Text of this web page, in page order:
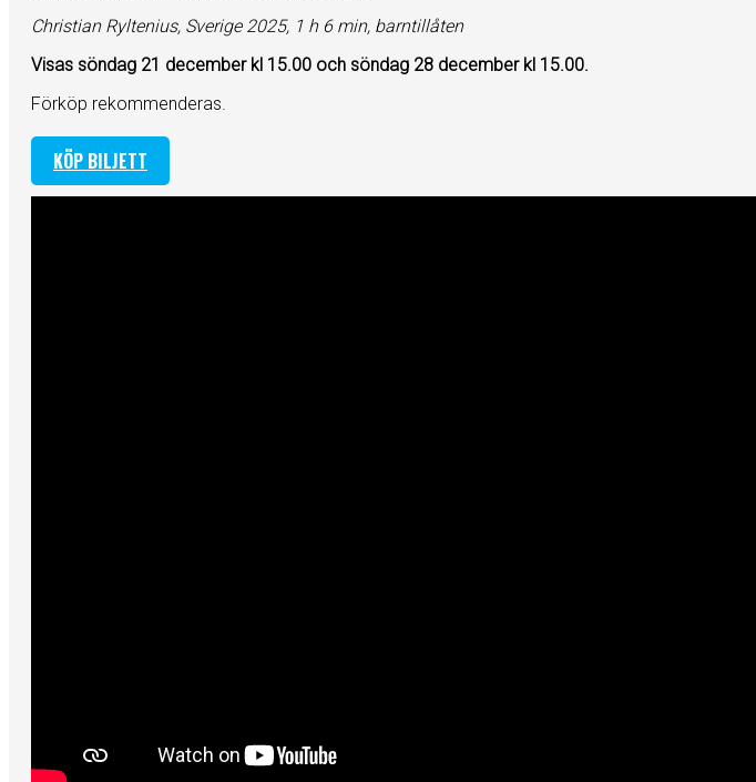
Christian Ryltenius, Sverige 2025, 1 h 6 min, barntillåten
Visas söndag 21 december kl 15.00 och söndag 28 december kl 15.00.
Förköp rekommenderas.
KÖP BILJETT